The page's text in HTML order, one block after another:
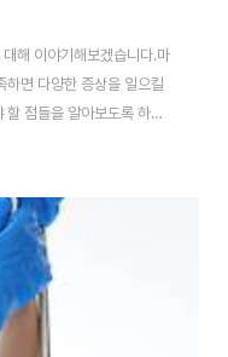
해 이야기해보겠습니다.마
하면 다양한 증상을 일으킬
할 점들을 알아보도록 하
용하실 때에는 몇 가지 주
수 있습니다.두 번째로는
요. 다른 약물과 마그네슘
서 의사나 약사에게 상담
히 끊지 말아야 해요. 갑자